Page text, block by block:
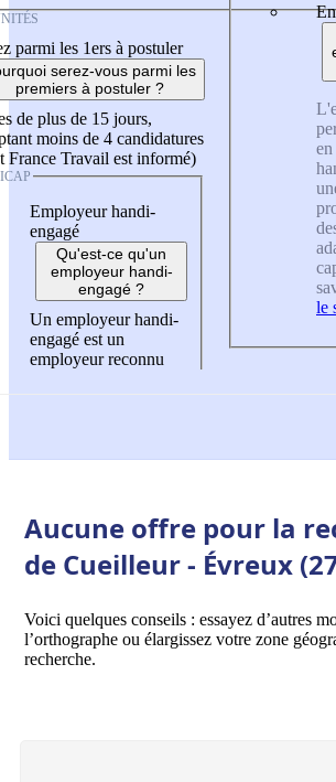
parmi les 1ers à postuler
serez-vous parmi les
premiers à postuler ?
de plus de 15 jours,
moins de 4 candidatures
France Travail est informé)
Employeur handi-
engagé
Qu'est-ce qu'un
employeur handi-
engagé ?
Un employeur handi-
engagé est un
employeur reconnu
le
Aucune offre pour la
de Cueilleur - Évreux
Voici quelques conseils : essayez d’autres
l’orthographe ou élargissez votre zone
recherche.